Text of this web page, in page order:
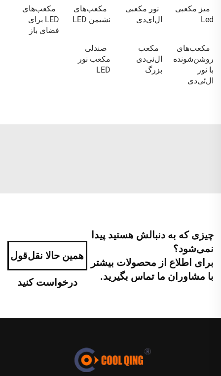
میز مکعبی
Led
نور مکعبی
ال‌ای‌دی
مکعب‌های
نشیمن LED
مکعب‌های
LED برای
فضای باز
مکعب‌های
روشن‌شونده
با نور
ال‌ئی‌دی
مکعب
ال‌ئی‌دی
بزرگ
صندلی
مکعب نور
LED
چیزی که به دنبالش هستید پیدا
نمی‌شود؟
برای اطلاع از محصولات بیشتر
با مشاوران ما تماس بگیرید.
همین حالا نقل‌قول
درخواست کنید